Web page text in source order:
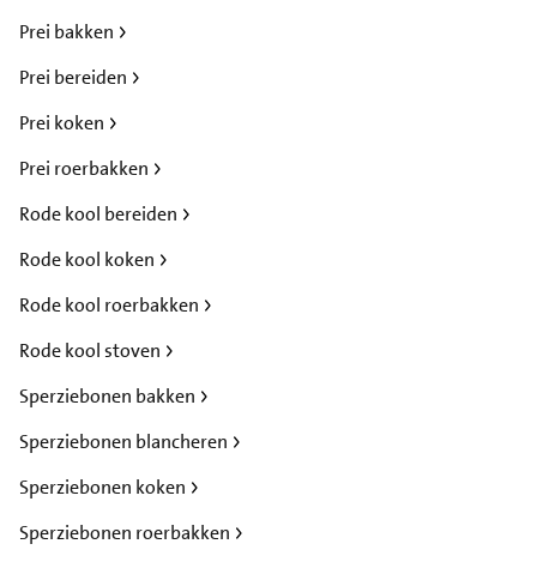
Prei bakken
Prei bereiden
Prei koken
Prei roerbakken
Rode kool bereiden
Rode kool koken
Rode kool roerbakken
Rode kool stoven
Sperziebonen bakken
Sperziebonen blancheren
Sperziebonen koken
Sperziebonen roerbakken